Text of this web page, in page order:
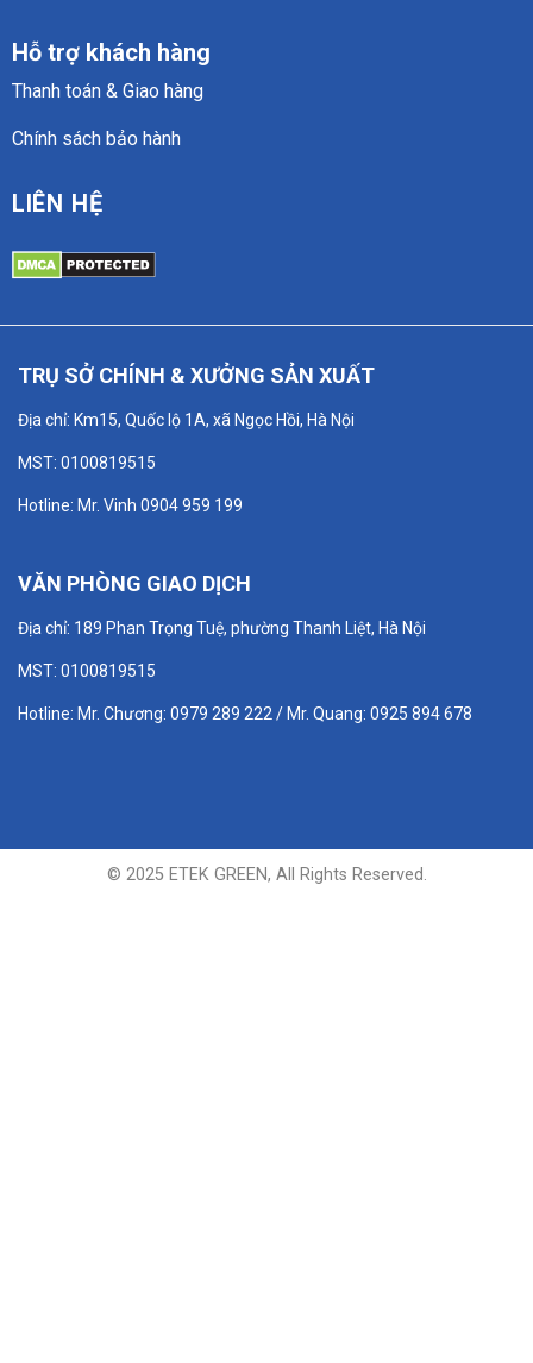
Hỗ trợ khách hàng
Thanh toán & Giao hàng
Chính sách bảo hành
LIÊN HỆ
TRỤ SỞ CHÍNH & XƯỞNG SẢN XUẤT
Địa chỉ: Km15, Quốc lộ 1A, xã Ngọc Hồi, Hà Nội
MST: 0100819515
Hotline: Mr. Vinh 0904 959 199
VĂN PHÒNG GIAO DỊCH
Địa chỉ: 189 Phan Trọng Tuệ, phường Thanh Liệt, Hà Nội
MST: 0100819515
Hotline: Mr. Chương: 0979 289 222 / Mr. Quang: 0925 894 678
© 2025 ETEK GREEN, All Rights Reserved.